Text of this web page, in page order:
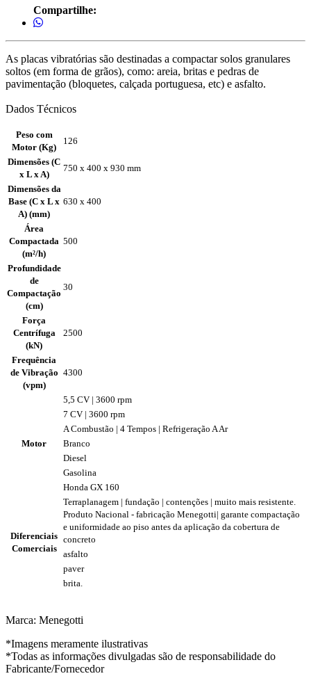
Compartilhe:
As placas vibratórias são destinadas a compactar solos granulares
soltos (em forma de grãos), como: areia, britas e pedras de
pavimentação (bloquetes, calçada portuguesa, etc) e asfalto.
Dados Técnicos
Peso com
Motor (Kg)
126
Dimensões (C
x L x A)
750 x 400 x 930 mm
Dimensões da
Base (C x L x
A) (mm)
630 x 400
Área
Compactada
(m²/h)
500
Profundidade
de
Compactação
(cm)
30
Força
Centrífuga
(kN)
2500
Frequência
de Vibração
(vpm)
4300
Motor
5,5 CV | 3600 rpm
7 CV | 3600 rpm
A Combustão | 4 Tempos | Refrigeração A Ar
Branco
Diesel
Gasolina
Honda GX 160
Diferenciais
Comerciais
Terraplanagem | fundação | contenções | muito mais resistente.
Produto Nacional - fabricação Menegotti| garante compactação
e uniformidade ao piso antes da aplicação da cobertura de
concreto
asfalto
paver
brita.
Marca: Menegotti
*Imagens meramente ilustrativas
*Todas as informações divulgadas são de responsabilidade do
Fabricante/Fornecedor